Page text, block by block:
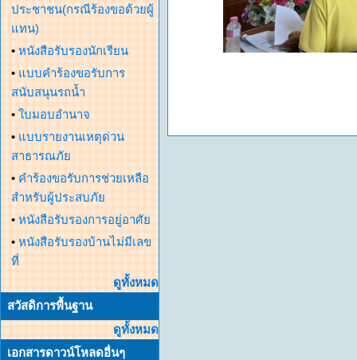
ประชาชน(กรณีร้องขอด้วยผู้
แทน)
• หนังสือรับรองนักเรียน
• แบบคำร้องขอรับการ
สนับสนุนรถน้ำ
• ใบมอบอำนาจ
• แบบรายงานเหตุด่วน
สาธารณภัย
• คำร้องขอรับการช่วยเหลือ
สำหรับผู้ประสบภัย
• หนังสือรับรองการอยู่อาศัย
• หนังสือรับรองบ้านไม่มีเลข
ที่
ดูทั้งหมด
สวัสดิการพื้นฐาน
ดูทั้งหมด
เอกสารดาวน์โหลดอื่นๆ